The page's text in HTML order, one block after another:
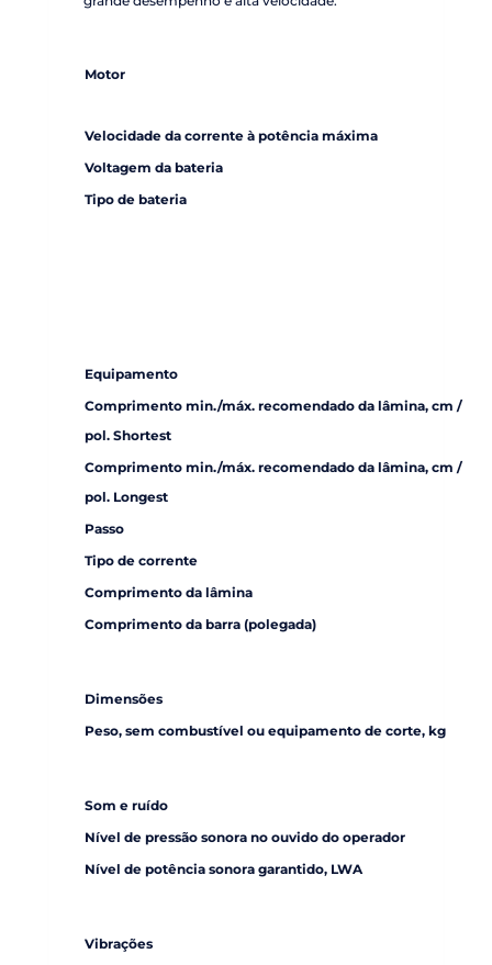
Motor
Velocidade da corrente à potência máxima
Voltagem da bateria
Tipo de bateria
Equipamento
Comprimento min./máx. recomendado da lâmina, cm /
pol. Shortest
Comprimento min./máx. recomendado da lâmina, cm /
pol. Longest
Passo
Tipo de corrente
Comprimento da lâmina
Comprimento da barra (polegada)
Dimensões
Peso, sem combustível ou equipamento de corte, kg
Som e ruído
Nível de pressão sonora no ouvido do operador
Nível de potência sonora garantido, LWA
Vibrações